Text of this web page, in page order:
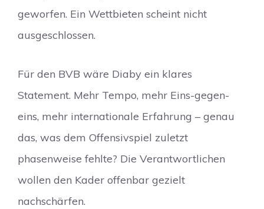
geworfen. Ein Wettbieten scheint nicht
ausgeschlossen.
Für den BVB wäre Diaby ein klares
Statement. Mehr Tempo, mehr Eins-gegen-
eins, mehr internationale Erfahrung – genau
das, was dem Offensivspiel zuletzt
phasenweise fehlte? Die Verantwortlichen
wollen den Kader offenbar gezielt
nachschärfen.